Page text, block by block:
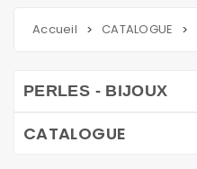
Accueil > CATALOGUE >
PERLES - BIJOUX
CATALOGUE